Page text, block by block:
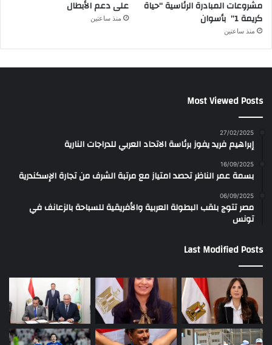
مشروعات المبادرة الرئاسية “حياة
كريمة 1” بأسوان
منذ ساعتين
على دعم الأبطال
منذ ساعتين
Most Viewed Posts
27/02/2025
إبراهيم فريد يفوز برئاسة الاتحاد العربي للدراجات النارية
16/09/2025
بسمة عمر الناظر تحصد امتياز مع مرتبة الشرف من تجارة الإسكندرية
06/09/2025
مصر تتوج بلقب البطولة العربية والأفريقية للسباحة بالزعانف في
تونس
Last Modified Posts